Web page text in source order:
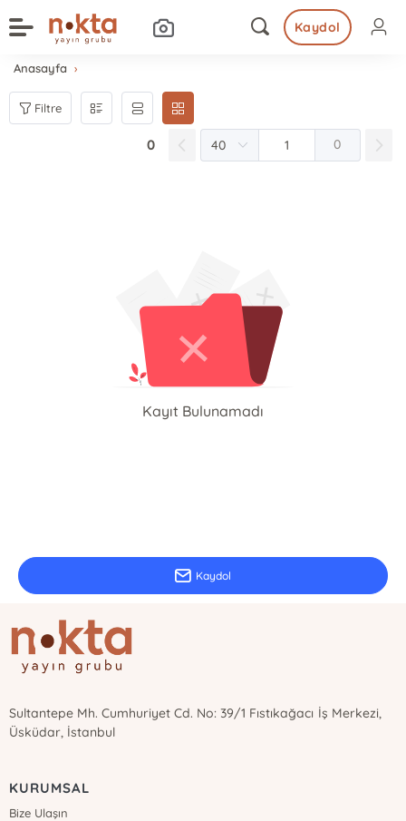
Kaydol
Anasayfa
Filtre
0 0
Kayıt Bulunamadı
Kaydol
Sultantepe Mh. Cumhuriyet Cd. No: 39/1 Fıstıkağacı İş Merkezi,
Üsküdar, İstanbul
KURUMSAL
Bize Ulaşın